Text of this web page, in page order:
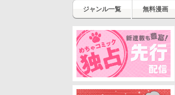
ジャンル一覧 無料漫画